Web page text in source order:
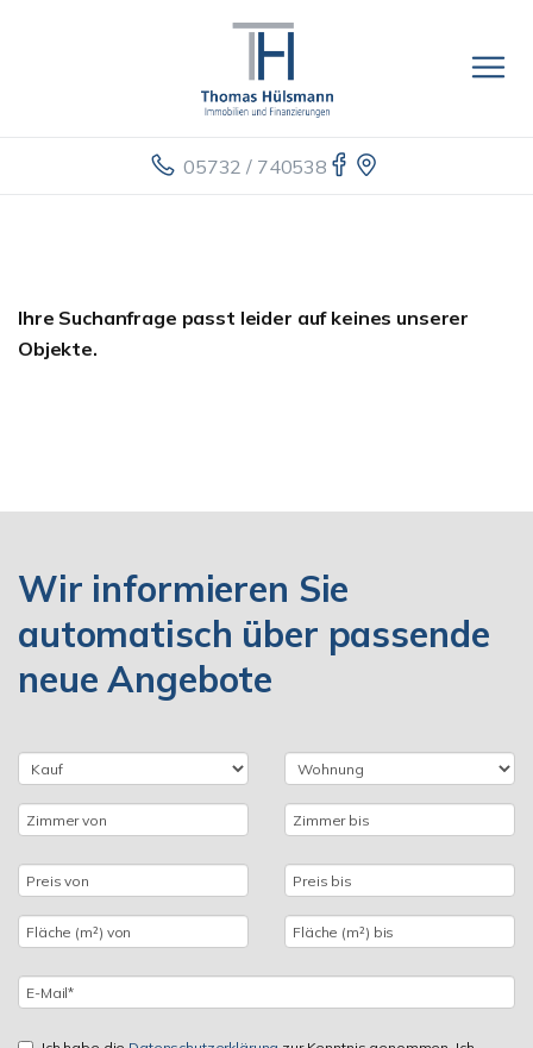
05732 / 740538
Ihre Suchanfrage passt leider auf keines unserer
Objekte.
Wir informieren Sie
automatisch über passende
neue Angebote